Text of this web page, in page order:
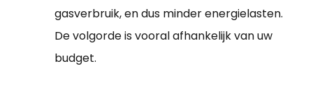
gasverbruik, en dus minder energielasten.
De volgorde is vooral afhankelijk van uw
budget.